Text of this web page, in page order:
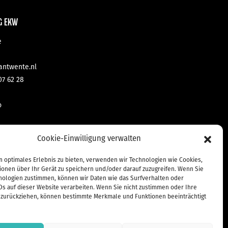
Cookie-Einwilligung verwalten
optimales Erlebnis zu bieten, verwenden wir Technologien wie Cookies,
über Ihr Gerät zu speichern und/oder darauf zuzugreifen. Wenn Sie
zustimmen, können wir Daten wie das Surfverhalten oder
auf dieser Website verarbeiten. Wenn Sie nicht zustimmen oder Ihre
können bestimmte Merkmale und Funktionen beeinträchtigt
EKW
62 28
& Co KG
471 10